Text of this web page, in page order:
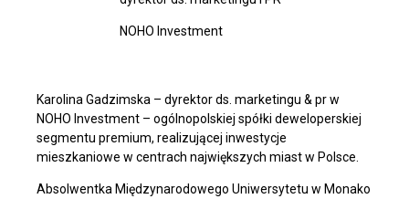
NOHO Investment
Karolina Gadzimska – dyrektor ds. marketingu & pr w
NOHO Investment – ogólnopolskiej spółki deweloperskiej
segmentu premium, realizującej inwestycje
mieszkaniowe w centrach największych miast w Polsce.
Absolwentka Międzynarodowego Uniwersytetu w Monako